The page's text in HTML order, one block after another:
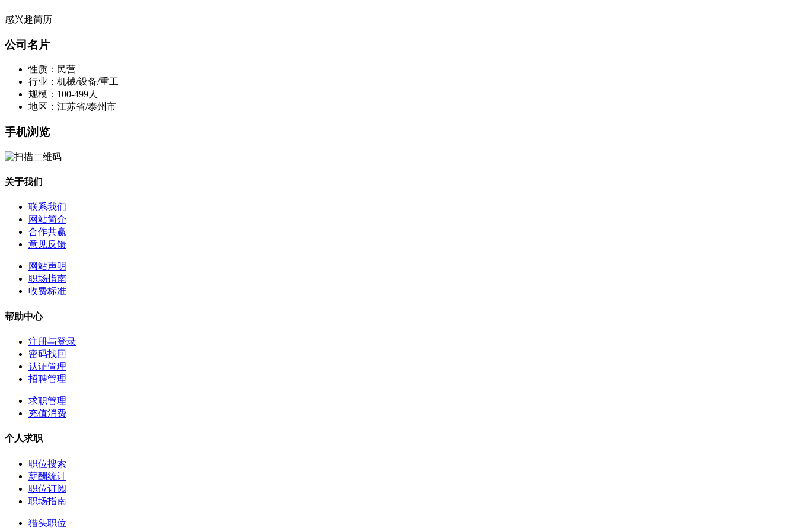
感兴趣简历
公司名片
性质：民营
行业：机械/设备/重工
规模：100-499人
地区：江苏省/泰州市
手机浏览
关于我们
联系我们
网站简介
合作共赢
意见反馈
网站声明
职场指南
收费标准
帮助中心
注册与登录
密码找回
认证管理
招聘管理
求职管理
充值消费
个人求职
职位搜索
薪酬统计
职位订阅
职场指南
猎头职位